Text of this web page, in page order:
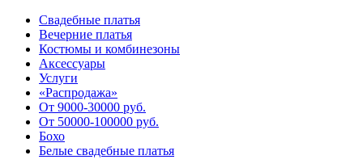
Свадебные платья
Вечерние платья
Костюмы и комбинезоны
Аксессуары
Услуги
«Распродажа»
От 9000-30000 руб.
От 50000-100000 руб.
Бохо
Белые свадебные платья